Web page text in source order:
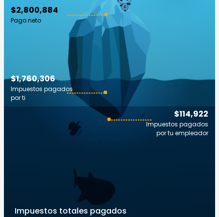
$2,800,884
Pago neto
$114,922
Impuestos pagados
por tu empleador
$1,760,306
Impuestos pagados
por ti
Impuestos totales pagados